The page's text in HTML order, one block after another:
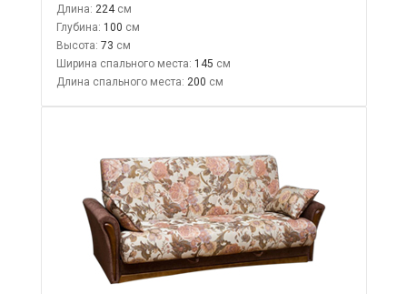
Длина: 224
Глубина: 100
Высота: 73
Ширина спального места: 145
Длина спального места: 200